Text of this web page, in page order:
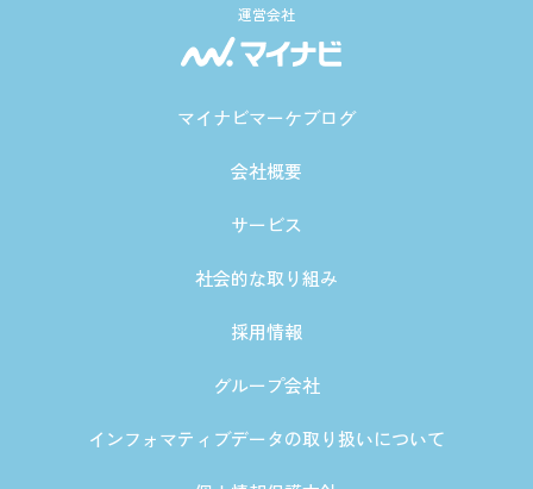
運営会社
マイナビマーケブログ
会社概要
サービス
社会的な取り組み
採用情報
グループ会社
インフォマティブデータの取り扱いについて